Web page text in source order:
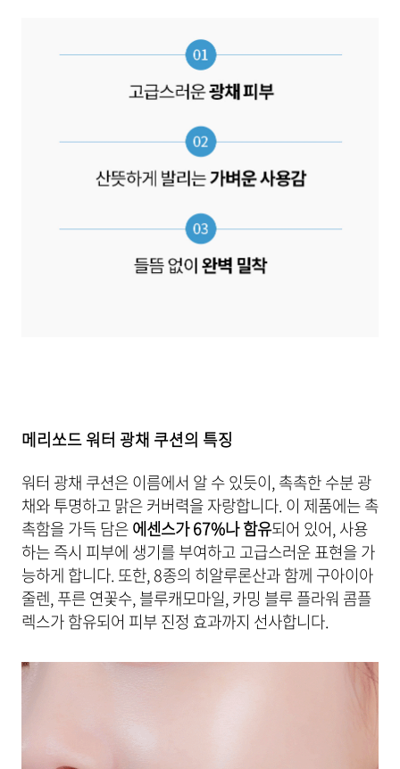
메리쏘드 워터 광채 쿠션의 특징
워터 광채 쿠션은 이름에서 알 수 있듯이, 촉촉한 수분 광
채와 투명하고 맑은 커버력을 자랑합니다. 이 제품에는 촉
촉함을 가득 담은에센스가 67%나 함유되어 있어, 사용
하는 즉시 피부에 생기를 부여하고 고급스러운 표현을 가
능하게 합니다. 또한, 8종의 히알루론산과 함께 구아이아
줄렌, 푸른 연꽃수, 블루캐모마일, 카밍 블루 플라워 콤플
렉스가 함유되어 피부 진정 효과까지 선사합니다.